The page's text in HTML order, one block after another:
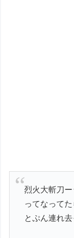
烈火大斬刀ー
ってなって
とぷん連れ